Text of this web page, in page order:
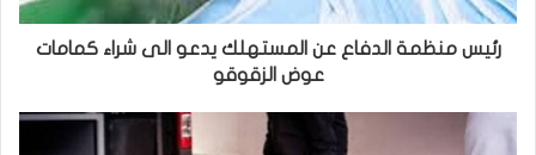
رئيس منظمة الدفاع عن المستهلك يدعو الى شراء كمامات
عوض الزقوقو